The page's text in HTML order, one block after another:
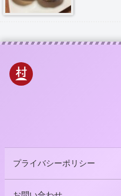
プライバシーポリシー